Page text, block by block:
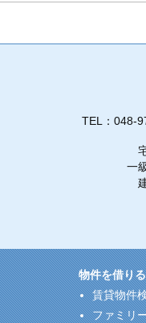
TEL： 048-
一
物件を借りる
賃貸物件
ファミリ